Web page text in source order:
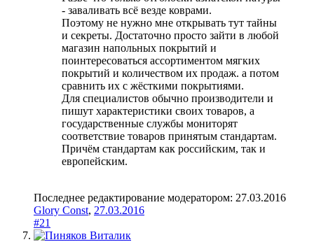
- заваливать всё везде коврами.
Поэтому не нужно мне открывать тут тайны
и секреты. Достаточно просто зайти в любой
магазин напольных покрытий и
поинтересоваться ассортиментом мягких
покрытий и количеством их продаж. а потом
сравнить их с жёсткими покрытиями.
Для специалистов обычно производители и
пишут характеристики своих товаров, а
государственные службы мониторят
соответствие товаров принятым стандартам.
Причём стандартам как российским, так и
европейским.
Последнее редактирование модератором: 27.03.2016
Glory Const, 27.03.2016
#21